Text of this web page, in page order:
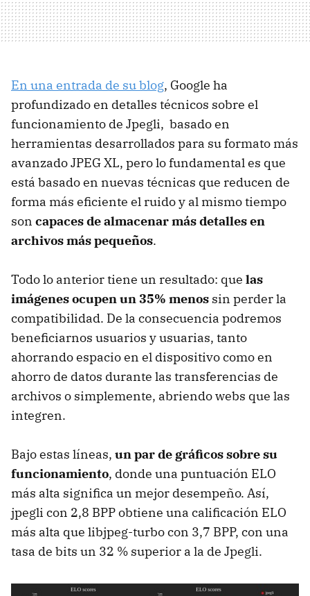
En una entrada de su blog, Google ha
profundizado en detalles técnicos sobre el
funcionamiento de Jpegli, basado en
herramientas desarrollados para su formato más
avanzado JPEG XL, pero lo fundamental es que
está basado en nuevas técnicas que reducen de
forma más eficiente el ruido y al mismo tiempo
son capaces de almacenar más detalles en
archivos más pequeños.
Todo lo anterior tiene un resultado: que las
imágenes ocupen un 35% menos sin perder la
compatibilidad. De la consecuencia podremos
beneficiarnos usuarios y usuarias, tanto
ahorrando espacio en el dispositivo como en
ahorro de datos durante las transferencias de
archivos o simplemente, abriendo webs que las
integren.
Bajo estas líneas, un par de gráficos sobre su
funcionamiento, donde una puntuación ELO
más alta significa un mejor desempeño. Así,
jpegli con 2,8 BPP obtiene una calificación ELO
más alta que libjpeg-turbo con 3,7 BPP, con una
tasa de bits un 32 % superior a la de Jpegli.